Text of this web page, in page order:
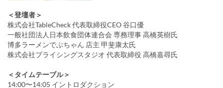
＜登壇者＞
株式会社TableCheck 代表取締役CEO 谷口優
一般社団法人日本飲食団体連合会 専務理事 高橋英樹氏
博多ラーメンでぶちゃん 店主 甲斐康太氏
株式会社プライシングスタジオ 代表取締役 高橋嘉尋氏
＜タイムテーブル＞
14:00〜14:05 イントロダクション